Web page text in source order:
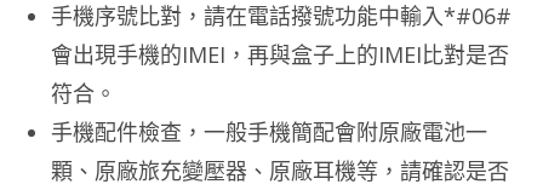
手機序號比對，請在電話撥號功能中輸入*#06#
會出現手機的IMEI，再與盒子上的IMEI比對是否
符合。
手機配件檢查，一般手機簡配會附原廠電池一
顆、原廠旅充變壓器、原廠耳機等，請確認是否